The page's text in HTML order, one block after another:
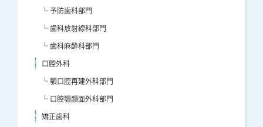
└ 予防歯科部門
└ 歯科放射線科部門
└ 歯科麻酔科部門
口腔外科
└ 顎口腔再建外科部門
└ 口腔顎顔面外科部門
矯正歯科